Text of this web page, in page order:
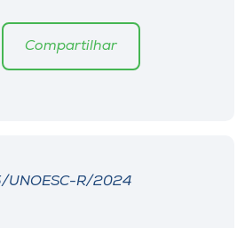
Compartilhar
UNOESC-R/2024